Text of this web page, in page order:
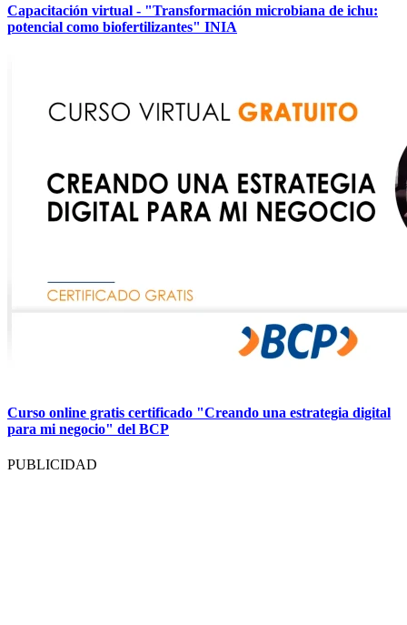
Capacitación virtual - "Transformación microbiana de ichu:
potencial como biofertilizantes" INIA
Curso online gratis certificado "Creando una estrategia digital
para mi negocio" del BCP
PUBLICIDAD